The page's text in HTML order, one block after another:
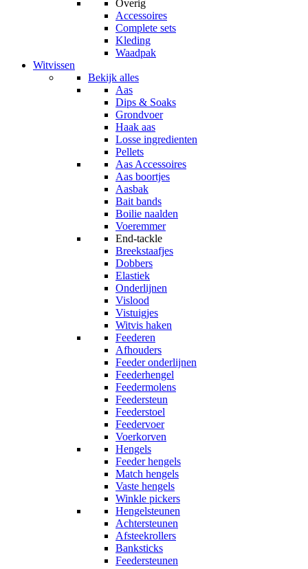
Overig
Accessoires
Complete sets
Kleding
Waadpak
Witvissen
Bekijk alles
Aas
Dips & Soaks
Grondvoer
Haak aas
Losse ingredienten
Pellets
Aas Accessoires
Aas boortjes
Aasbak
Bait bands
Boilie naalden
Voeremmer
End-tackle
Breekstaafjes
Dobbers
Elastiek
Onderlijnen
Vislood
Vistuigjes
Witvis haken
Feederen
Afhouders
Feeder onderlijnen
Feederhengel
Feedermolens
Feedersteun
Feederstoel
Feedervoer
Voerkorven
Hengels
Feeder hengels
Match hengels
Vaste hengels
Winkle pickers
Hengelsteunen
Achtersteunen
Afsteekrollers
Banksticks
Feedersteunen